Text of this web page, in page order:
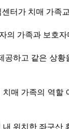
터가 치매 가족
의 가족과 보호자
공하고 같은 상
매 가족의 역
위치한 좌구산